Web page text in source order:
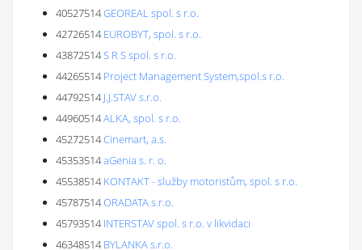
40527514GEOREAL spol. s r.o.
42726514 EUROBYT, spol. s r.o.
43872514S R S spol. s r.o.
44265514 Project Management System,spol.s r.o.
44792514 J.J.STAV s.r.o.
44960514ALKA, spol. s r.o.
45272514Cinemart, a.s.
45353514aGenia s. r. o.
45538514 KONTAKT - služby motoristům, spol. s r.o.
45787514ORADATA s.r.o.
45793514 INTERSTAV spol. s r.o. v likvidaci
46348514 BYLANKA s.r.o.